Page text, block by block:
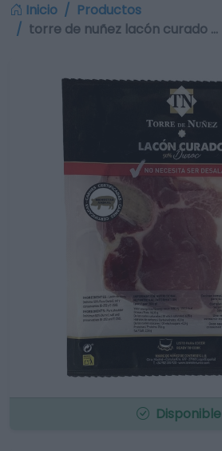
Inicio
Productos
torre de nuñez lacón curado …
Disponible